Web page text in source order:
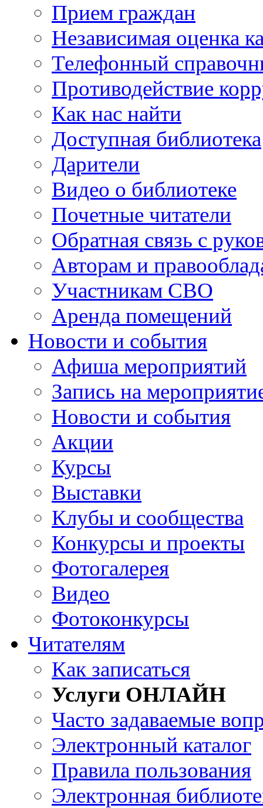
Прием граждан
Независимая оценка
Телефонный
Противодействие
Как нас найти
Доступная библиотека
Дарители
Видео о библиотеке
Почетные читатели
Обратная связь с
Авторам и
Участникам СВО
Аренда помещений
Новости и события
Афиша мероприятий
Запись на
Новости и события
Акции
Курсы
Выставки
Клубы и сообщества
Конкурсы и проекты
Фотогалерея
Видео
Фотоконкурсы
Читателям
Как записаться
Услуги ОНЛАЙН
Часто задаваемые
Электронный каталог
Правила пользования
Электронная